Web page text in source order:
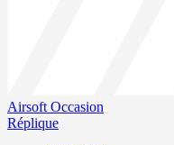
Airsoft Occasion
Réplique